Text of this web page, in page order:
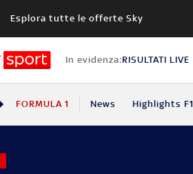
Esplora tutte le offerte Sky
In evidenza:RISULTATI LIVE
FORMULA 1 News Highlights F1